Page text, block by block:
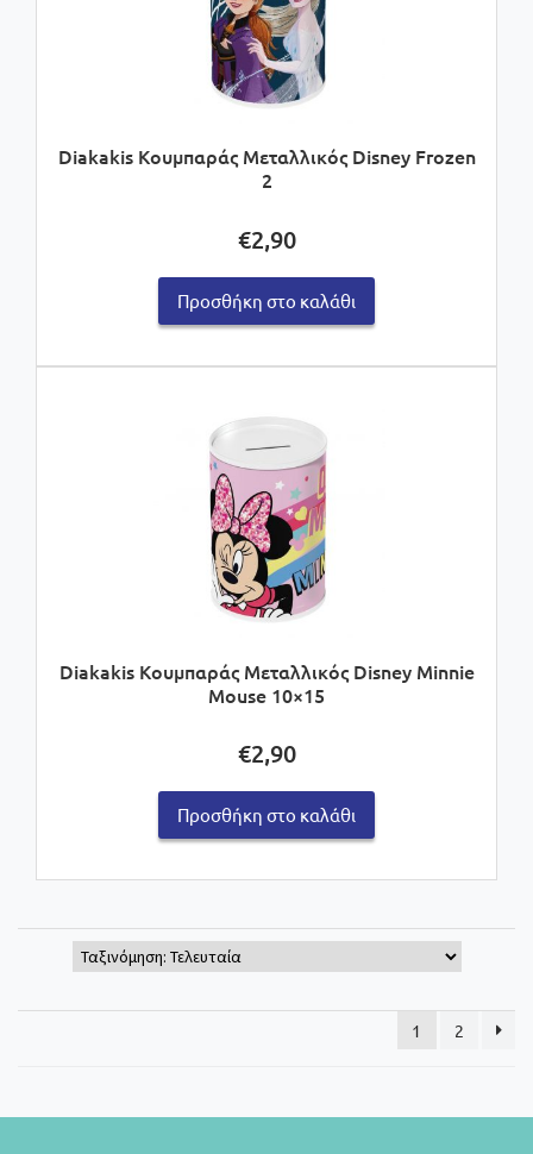
Diakakis Κουμπαράς Μεταλλικός Disney Frozen
2
€2,90
Προσθήκη στο καλάθι
Diakakis Κουμπαράς Μεταλλικός Disney Minnie
Mouse 10×15
€2,90
Προσθήκη στο καλάθι
1 2